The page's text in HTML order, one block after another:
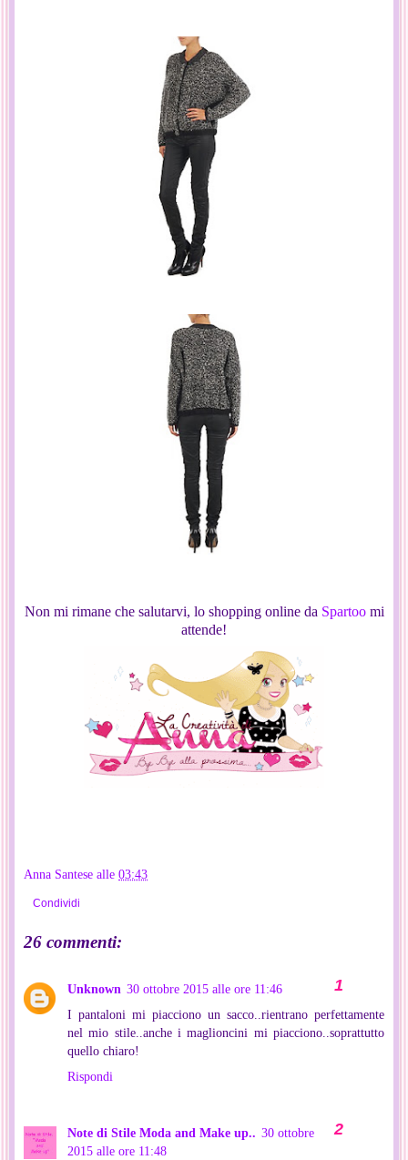
Non mi rimane che salutarvi, lo shopping online da Spartoomi
attende!
Anna Santese alle 03:43
Condividi
26 commenti:
Unknown 30 ottobre 2015 alle ore 11:46
I pantaloni mi piacciono un sacco..rientrano perfettamente
nel mio stile..anche i maglioncini mi piacciono..soprattutto
quello chiaro!
Rispondi
Note di Stile Moda and Make up.. 30 ottobre
2015 alle ore 11:48